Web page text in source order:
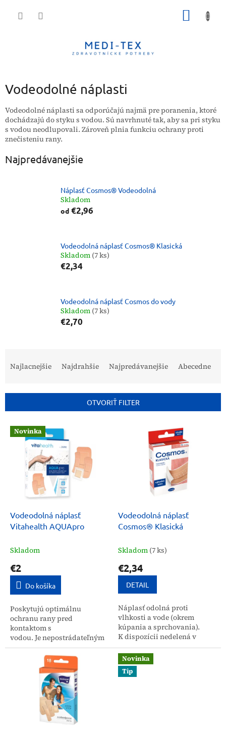
Vodeodolné náplasti
Vodeodolné náplasti sa odporúčajú najmä pre poranenia, ktoré
dochádzajú do styku s vodou. Sú navrhnuté tak, aby sa pri styku
s vodou neodlupovali. Zároveň plnia funkciu ochrany proti
znečisteniu rany.
Najpredávanejšie
Náplasť Cosmos® Vodeodolná
Skladom
od €2,96
Vodeodolná náplasť Cosmos® Klasická
Skladom (7 ks)
€2,34
Vodeodolná náplasť Cosmos do vody
Skladom (7 ks)
€2,70
i
o
Najlacnejšie Najdrahšie Najpredávanejšie Abecedne
OTVORIŤ FILTER
V
d
Novinka
Vodeodolná náplasť
Vitahealth AQUApro
Skladom
€2
Do košíka
Poskytujú optimálnu
ochranu rany pred
kontaktom s
vodou. Je nepostrádateľným
prvkom pri cestovaní,
výletoch do hôr alebo kúpaní
v bazéne. Náplasti...
Vodeodolná náplasť
Cosmos® Klasická
Skladom (7 ks)
€2,34
DETAIL
Náplasť odolná proti
vlhkosti a vode (okrem
kúpania a sprchovania).
K dispozícii nedelená v
dvoch veľkostiach.
Novinka
Tip